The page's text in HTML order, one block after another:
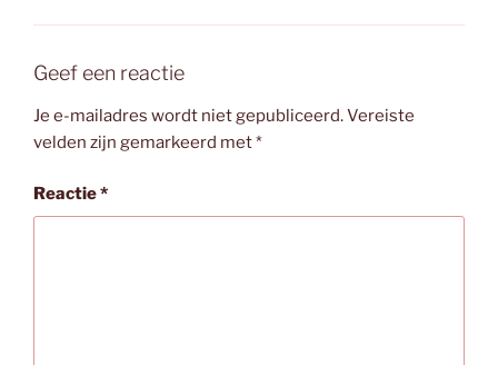
Geef een reactie
Je e-mailadres wordt niet gepubliceerd.Vereiste
velden zijn gemarkeerd met*
Reactie*